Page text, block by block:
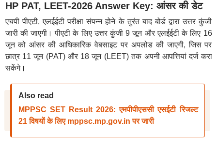
HP PAT, LEET-2026 Answer Key: आंसर की डेट
एचपी पीएटी, एलईईटी परीक्षा संपन्न होने के तुरंत बाद बोर्ड द्वारा उत्तर कुंजी
जारी की जाएगी। पीएटी के लिए उत्तर कुंजी 9 जून और एलईईटी के लिए 16
जून को आंसर की आधिकारिक वेबसाइट पर अपलोड की जाएगी, जिस पर
छात्र 11 जून (PAT) और 18 जून (LEET) तक अपनी आपत्तियां दर्ज करा
सकेंगे।
Also read
MPPSC SET Result 2026: एमपीपीएससी एसईटी रिजल्ट
21 विषयों के लिए mppsc.mp.gov.in पर जारी